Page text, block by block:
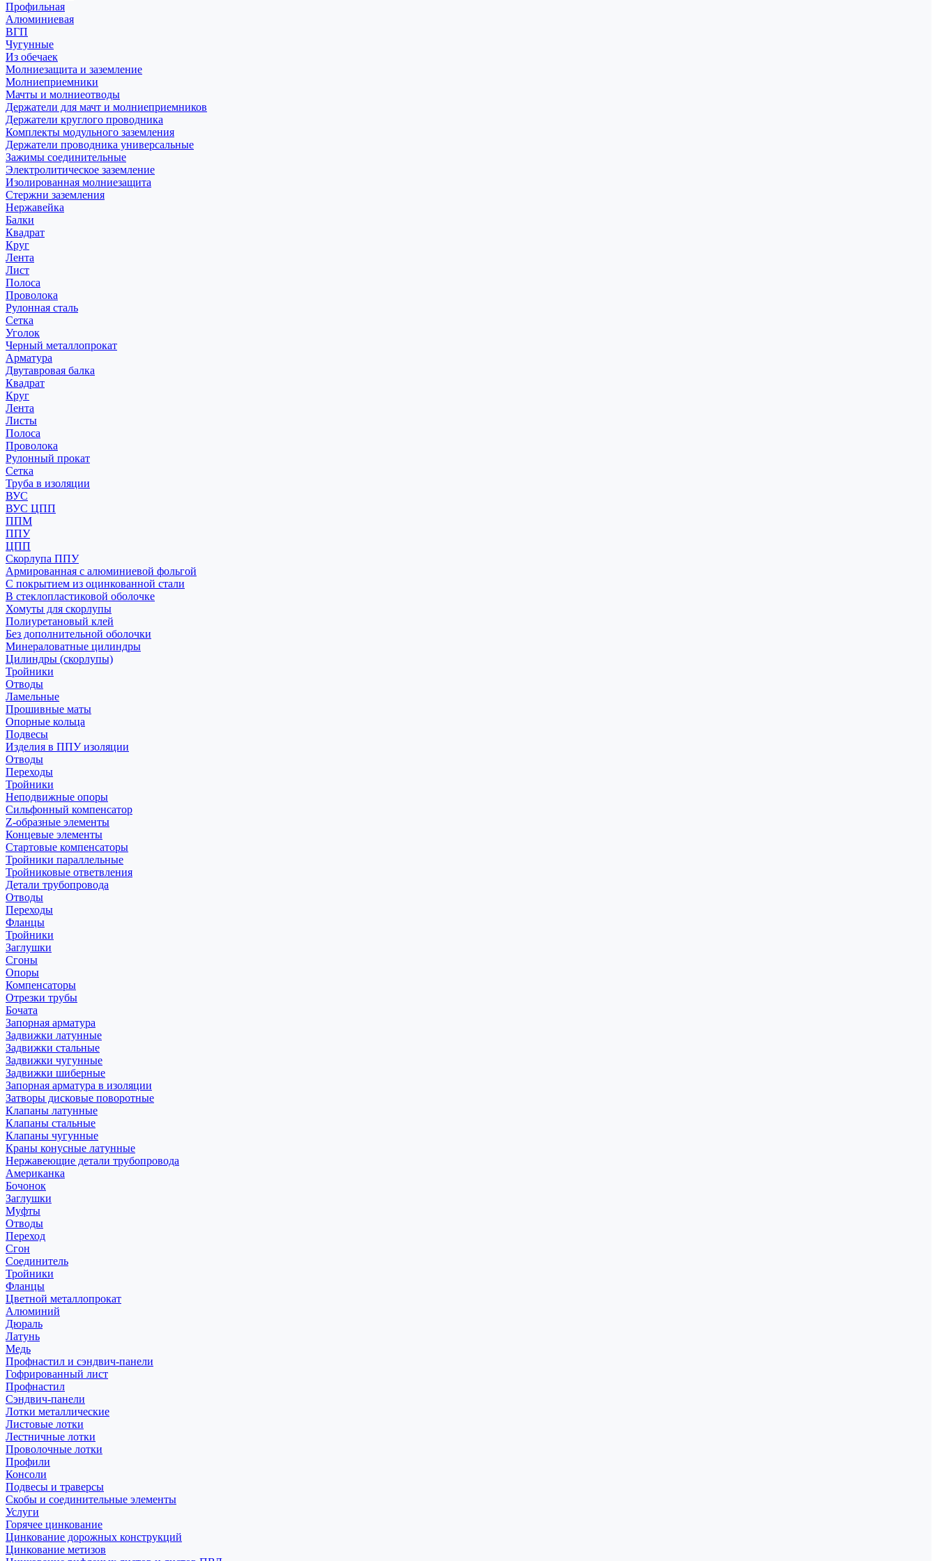
Профильная
Алюминиевая
ВГП
Чугунные
Из обечаек
Молниезащита и заземление
Молниеприемники
Мачты и молниеотводы
Держатели для мачт и молниеприемников
Держатели круглого проводника
Комплекты модульного заземления
Держатели проводника универсальные
Зажимы соединительные
Электролитическое заземление
Изолированная молниезащита
Стержни заземления
Нержавейка
Балки
Квадрат
Круг
Лента
Лист
Полоса
Проволока
Рулонная сталь
Сетка
Уголок
Черный металлопрокат
Арматура
Двутавровая балка
Квадрат
Круг
Лента
Листы
Полоса
Проволока
Рулонный прокат
Сетка
Труба в изоляции
ВУС
ВУС ЦПП
ППМ
ППУ
ЦПП
Скорлупа ППУ
Армированная с алюминиевой фольгой
С покрытием из оцинкованной стали
В стеклопластиковой оболочке
Хомуты для скорлупы
Полиуретановый клей
Без дополнительной оболочки
Минераловатные цилиндры
Цилиндры (скорлупы)
Тройники
Отводы
Ламельные
Прошивные маты
Опорные кольца
Подвесы
Изделия в ППУ изоляции
Отводы
Переходы
Тройники
Неподвижные опоры
Cильфонный компенсатор
Z-образные элементы
Концевые элементы
Стартовые компенсаторы
Тройники параллельные
Тройниковые ответвления
Детали трубопровода
Отводы
Переходы
Фланцы
Тройники
Заглушки
Сгоны
Опоры
Компенсаторы
Отрезки трубы
Бочата
Запорная арматура
Задвижки латунные
Задвижки стальные
Задвижки чугунные
Задвижки шиберные
Запорная арматура в изоляции
Затворы дисковые поворотные
Клапаны латунные
Клапаны стальные
Клапаны чугунные
Краны конусные латунные
Нержавеющие детали трубопровода
Американка
Бочонок
Заглушки
Муфты
Отводы
Переход
Сгон
Соединитель
Тройники
Фланцы
Цветной металлопрокат
Алюминий
Дюраль
Латунь
Медь
Профнастил и сэндвич-панели
Гофрированный лист
Профнастил
Сэндвич-панели
Лотки металлические
Листовые лотки
Лестничные лотки
Проволочные лотки
Профили
Консоли
Подвесы и траверсы
Скобы и соединительные элементы
Услуги
Горячее цинкование
Цинкование дорожных конструкций
Цинкование метизов